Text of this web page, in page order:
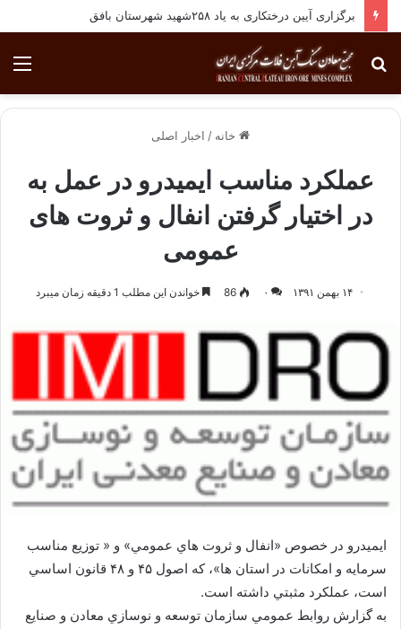
برگزاری آیین درختکاری به یاد ۲۵۸شهید شهرستان بافق
جستجو
برای
خانه / اخبار اصلی
عملکرد مناسب ایمیدرو در عمل به
در اختیار گرفتن انفال و ثروت های
عمومی
۱۴ بهمن ۱۳۹۱ ۰ 86 خواندن این مطلب 1 دقیقه زمان میبرد
ايميدرو در خصوص «انفال و ثروت هاي عمومي» و « توزيع مناسب
سرمايه و امكانات در استان ها»، كه اصول ۴۵ و ۴۸ قانون اساسي
است، عملكرد مثبتي داشته است.
به گزارش روابط عمومي سازمان توسعه و نوسازي معادن و صنايع